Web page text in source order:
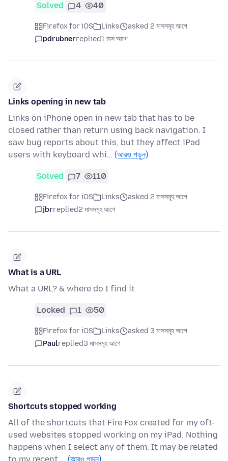
Solved 4 40
Firefox for iOS Links
asked 2 মাসসমূহ আগে
pdrubnerreplied1 মাস আগে
Links opening in new tab
Links on iPhone open in new tab that has to be
closed rather than return using back navigation. I
saw bug reports about this, but they affect iPad
users with keyboard whi… (আরও পড়ুন)
Solved 7 110
Firefox for iOS Links
asked 2 মাসসমূহ আগে
jbrreplied2 মাসসমূহ আগে
What is a URL
What a URL? & where do I find it
Locked 1 50
Firefox for iOS Links
asked 3 মাসসমূহ আগে
Paulreplied3 মাসসমূহ আগে
Shortcuts stopped working
All of the shortcuts that Fire Fox created for my oft-
used websites stopped working on my iPad. Nothing
happens when I select any of them. It may be related